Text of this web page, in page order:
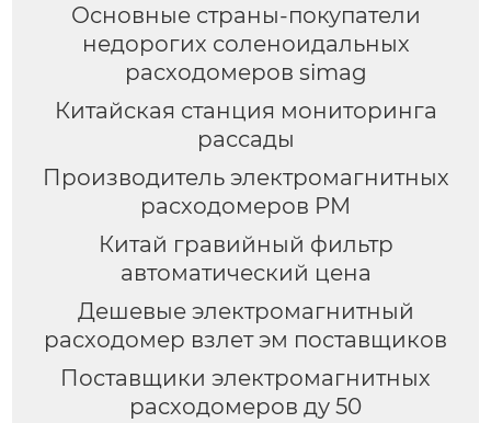
Основные страны-покупатели
недорогих соленоидальных
расходомеров simag
Китайская станция мониторинга
рассады
Производитель электромагнитных
расходомеров PM
Китай гравийный фильтр
автоматический цена
Дешевые электромагнитный
расходомер взлет эм поставщиков
Поставщики электромагнитных
расходомеров ду 50